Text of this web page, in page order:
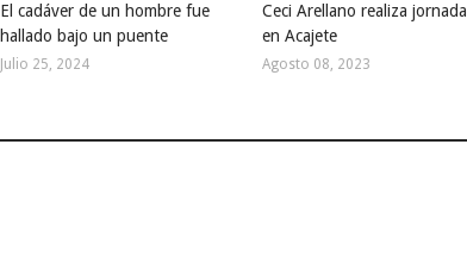
El cadáver de un hombre fue
hallado bajo un puente
Julio 25, 2024
Ceci Arellano realiza jornada
en Acajete
Agosto 08, 2023